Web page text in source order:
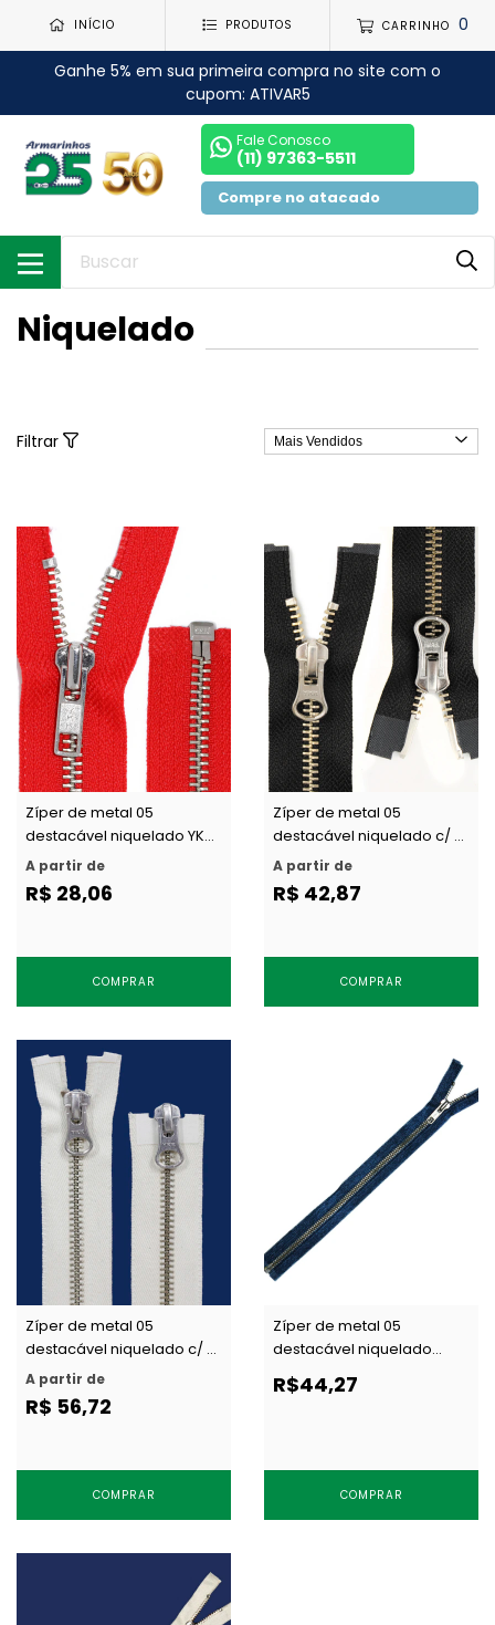
INÍCIO PRODUTOS CARRINHO 0
Ganhe 5% em sua primeira compra no site com o
cupom: ATIVAR5
Fale Conosco
(11) 97363-5511
Compre no atacado
Niquelado
Filtrar
Zíper de metal 05
destacável niquelado YKK
RNOR 56 c/ 1 un
A partir de
R$ 28,06
COMPRAR
Zíper de metal 05
destacável niquelado c/ 2
cursores YKK RNMMR5
DA8LH c/ 1 un
A partir de
R$ 42,87
COMPRAR
Zíper de metal 05
destacável niquelado c/ 2
cursores YKK RNMMR5
DA8LH TAPE CJ c/ 1 un
A partir de
R$ 56,72
COMPRAR
Zíper de metal 05
destacável niquelado
jeans YKK RNOR 56 CJI14 c/
1 un
R$44,27
COMPRAR